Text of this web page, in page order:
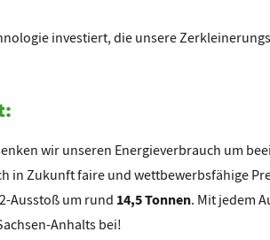
investiert, die unsere
wir unseren Energieverbrauch um
in Zukunft faire und wettbewerbsfähige
Ausstoß um rund 14,5 Tonnen. Mit jedem
Anhalts bei!